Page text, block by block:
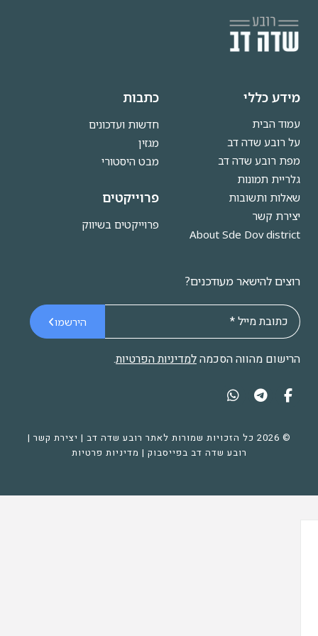
מידע כללי
עמוד הבית
על רובע שדה דב
מפת רובע שדה דב
גלריית תמונות
שאלות ותשובות
יצירת קשר
About Sde Dov district
כתבות
חדשות ועדכונים
מגזין
מבט היסטורי
פרוייקטים
פרוייקטים בשיווק
רוצים להישאר מעודכנים?
הירשמו
הרישום מהווה הסכמהלמדיניות הפרטיות.
יצירת קשר |
רובע שדה דב בפייסבוק|מדיניות פרטיות